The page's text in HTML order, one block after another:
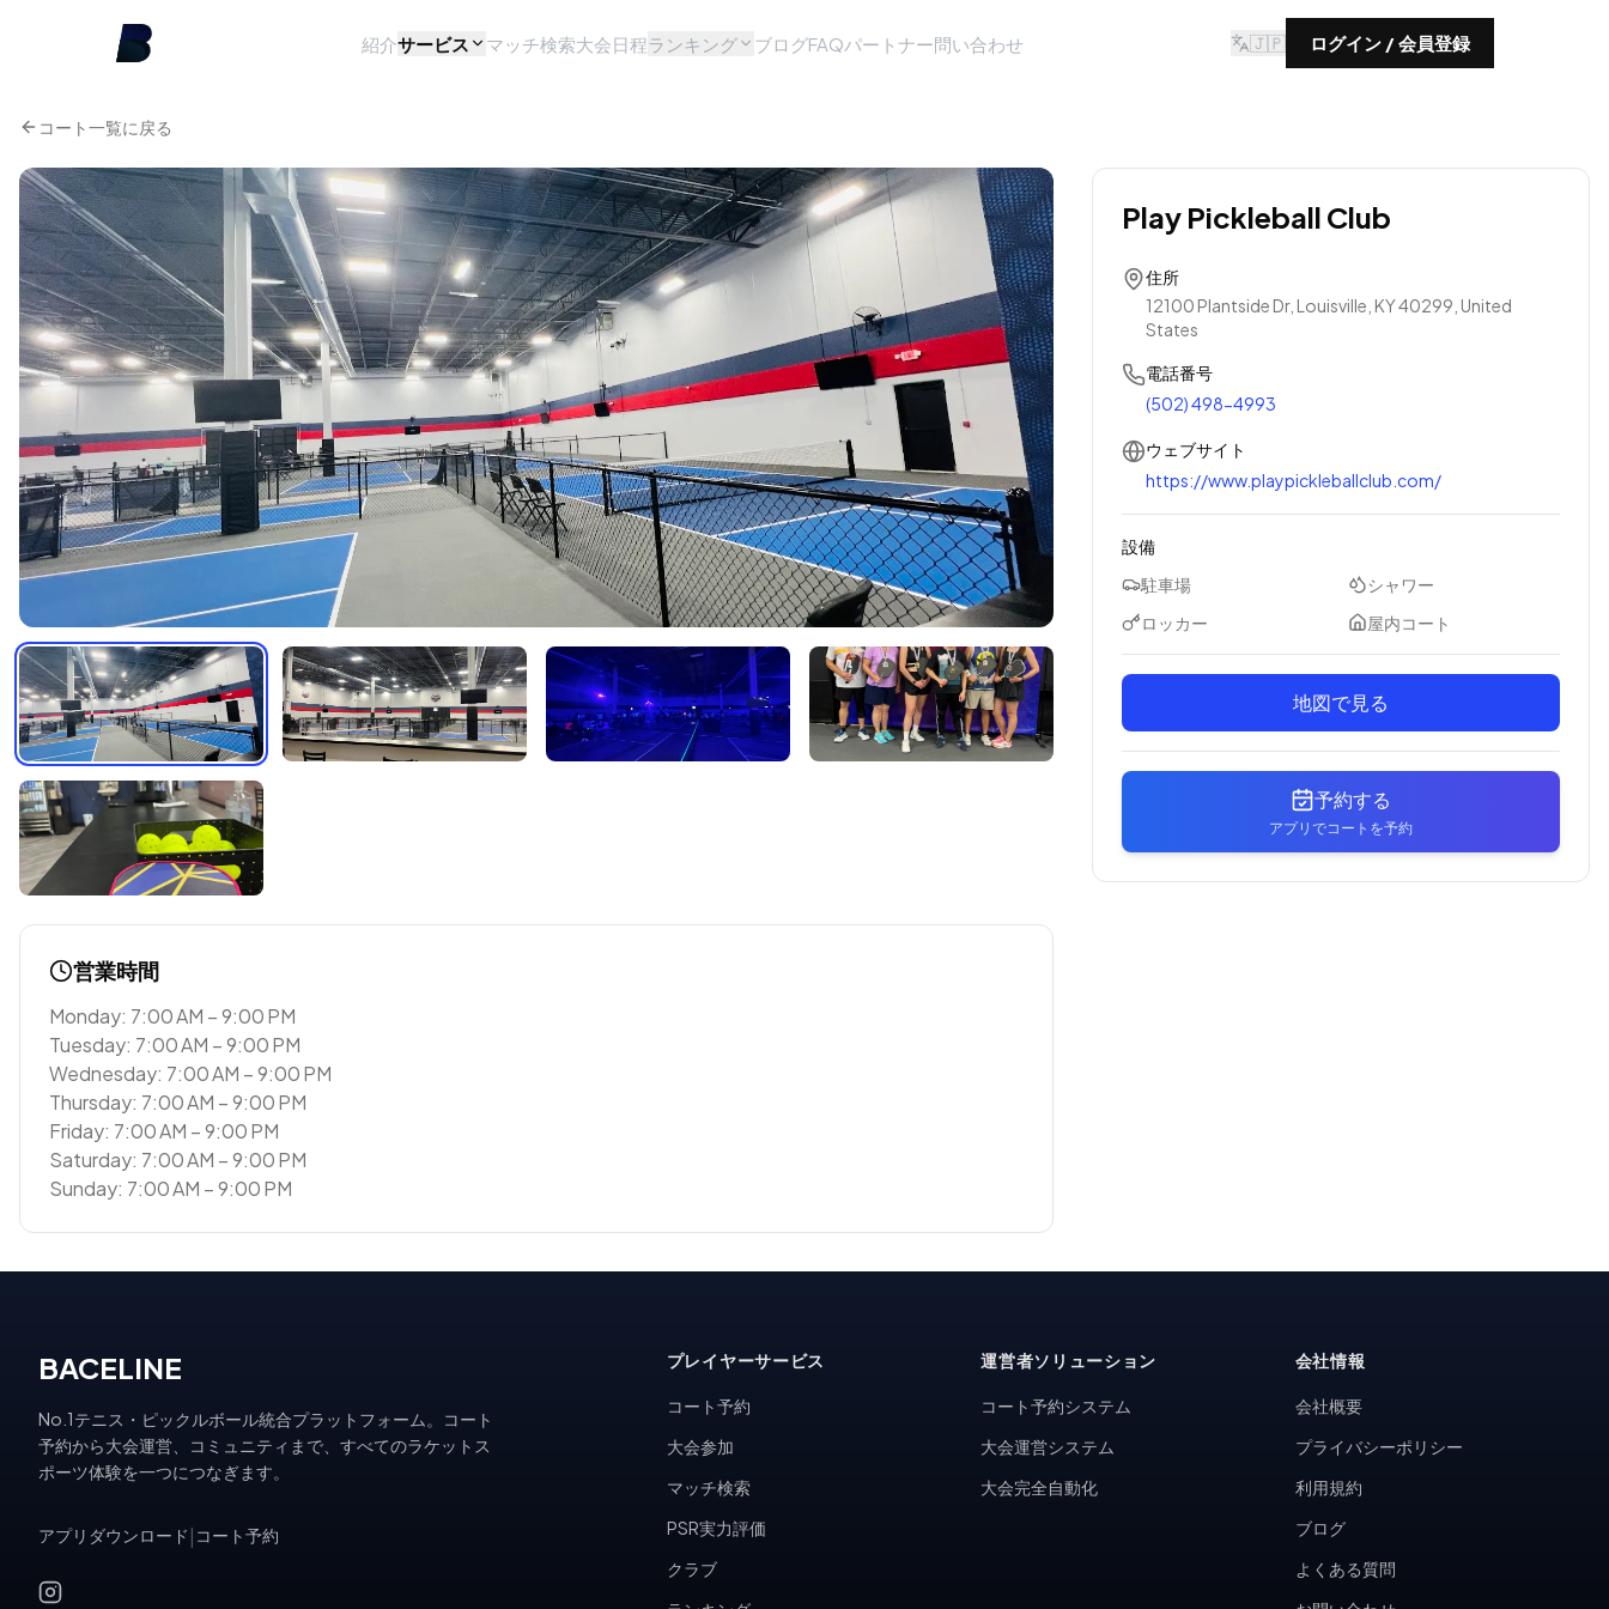
紹介サービス マッチ検索大会日程ランキング ブログFAQパートナー問い合わせ 🇯🇵 ログイン / 会員登録
コート一覧に戻る
営業時間
Monday: 7:00 AM – 9:00 PM
Tuesday: 7:00 AM – 9:00 PM
Wednesday: 7:00 AM – 9:00 PM
Thursday: 7:00 AM – 9:00 PM
Friday: 7:00 AM – 9:00 PM
Saturday: 7:00 AM – 9:00 PM
Sunday: 7:00 AM – 9:00 PM
Play Pickleball Club
住所
12100 Plantside Dr, Louisville, KY 40299, United
States
電話番号
(502) 498-4993
ウェブサイト
https://www.playpickleballclub.com/
設備
駐車場
シャワー
ロッカー
屋内コート
地図で見る
予約する
アプリでコートを予約
BACELINE
No.1テニス・ピックルボール統合プラットフォーム。コート
予約から大会運営、コミュニティまで、すべてのラケットス
ポーツ体験を一つにつなぎます。
アプリダウンロード コート予約
プレイヤーサービス
コート予約
大会参加
マッチ検索
PSR実力評価
クラブ
運営者ソリューション
コート予約システム
大会運営システム
大会完全自動化
会社情報
会社概要
プライバシーポリシー
利用規約
ブログ
よくある質問